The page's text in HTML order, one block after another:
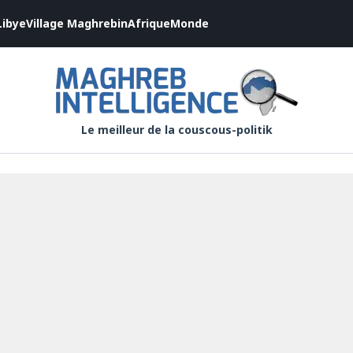
Village MaghrebinAfriqueMonde
Le meilleur de la couscous-politik